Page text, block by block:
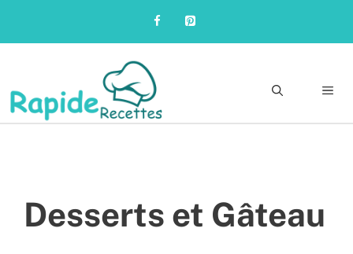
Desserts et Gâteau